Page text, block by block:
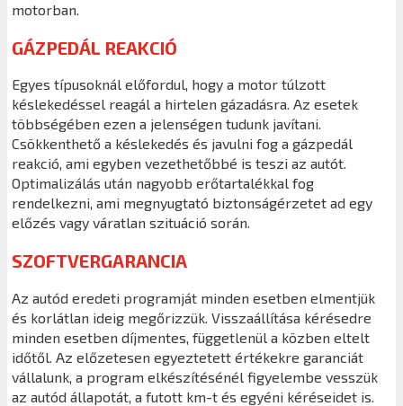
motorban.
GÁZPEDÁL REAKCIÓ
Egyes típusoknál előfordul, hogy a motor túlzott
késlekedéssel reagál a hirtelen gázadásra. Az esetek
többségében ezen a jelenségen tudunk javítani.
Csökkenthető a késlekedés és javulni fog a gázpedál
reakció, ami egyben vezethetőbbé is teszi az autót.
Optimalizálás után nagyobb erőtartalékkal fog
rendelkezni, ami megnyugtató biztonságérzetet ad egy
előzés vagy váratlan szituáció során.
SZOFTVERGARANCIA
Az autód eredeti programját minden esetben elmentjük
és korlátlan ideig megőrizzük. Visszaállítása kérésedre
minden esetben díjmentes, függetlenül a közben eltelt
időtől. Az előzetesen egyeztetett értékekre garanciát
vállalunk, a program elkészítésénél figyelembe vesszük
az autód állapotát, a futott km-t és egyéni kéréseidet is.